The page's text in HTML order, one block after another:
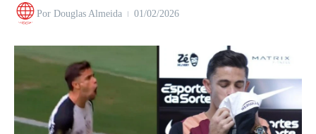
Por Douglas Almeida 01/02/2026